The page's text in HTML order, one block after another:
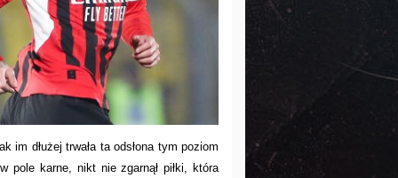
im dłużej trwała ta odsłona tym poziom
pole karne, nikt nie zgarnął piłki, która